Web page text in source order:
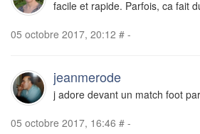
facile et rapide. Parfois, ca fait
05 octobre 2017, 20:12 # -
jeanmerode
j adore devant un match foot
05 octobre 2017, 16:46 # -